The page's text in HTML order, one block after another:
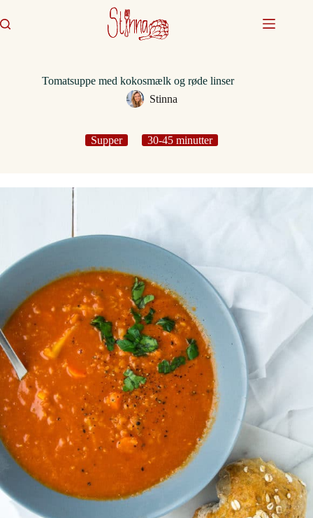
til
indhold
Tomatsuppe med kokosmælk og røde linser
Stinna
Supper 30-45 minutter